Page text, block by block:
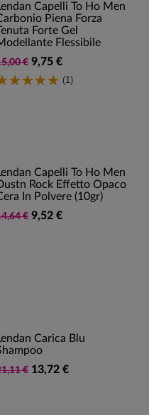
Capelli To Ho Men
Piena Forza
Forte Gel
Flessibile
€ 9,75 €
(1)
Capelli To Ho Men
Rock Effetto Opaco
In Polvere (10gr)
€ 9,52 €
Carica Blu
€ 13,72 €